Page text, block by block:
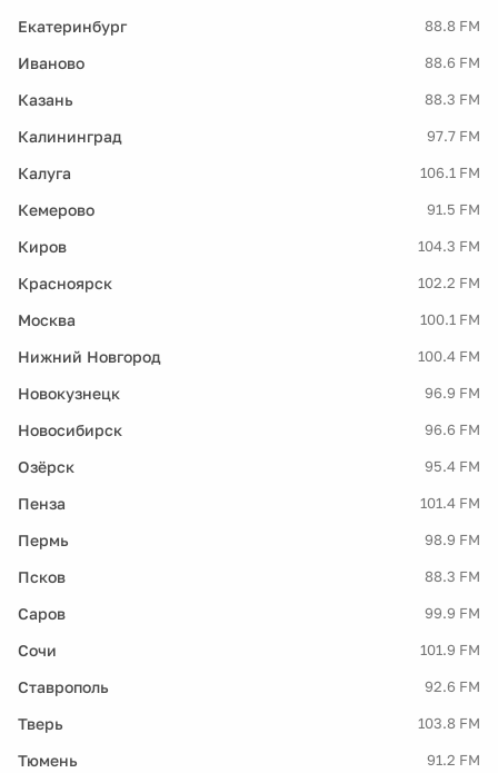
Екатеринбург 88.8 FM
Иваново 88.6 FM
Казань 88.3 FM
Калининград 97.7 FM
Калуга 106.1 FM
Кемерово 91.5 FM
Киров 104.3 FM
Красноярск 102.2 FM
Москва 100.1 FM
Нижний Новгород 100.4 FM
Новокузнецк 96.9 FM
Новосибирск 96.6 FM
Озёрск 95.4 FM
Пенза 101.4 FM
Пермь 98.9 FM
Псков 88.3 FM
Саров 99.9 FM
Сочи 101.9 FM
Ставрополь 92.6 FM
Тверь 103.8 FM
Тюмень 91.2 FM